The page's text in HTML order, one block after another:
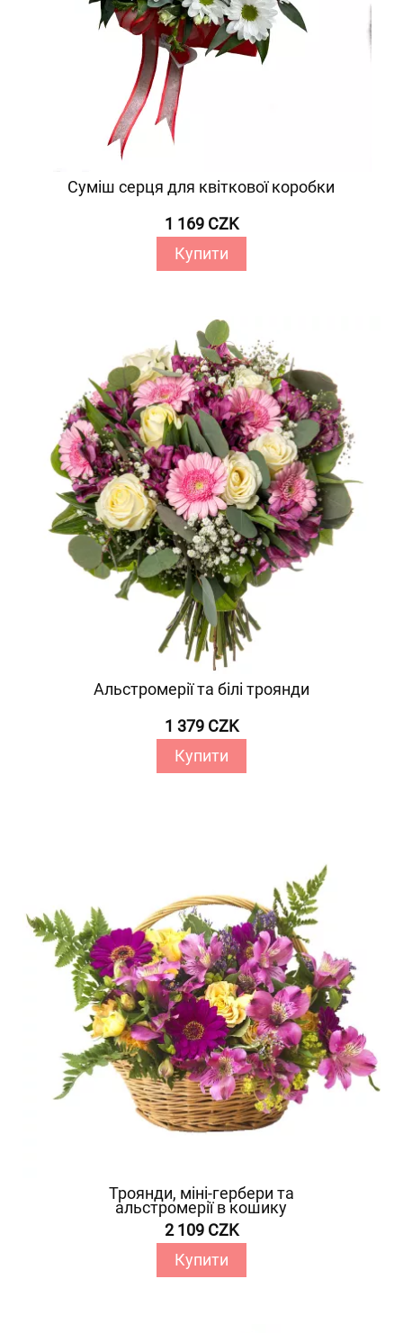
Суміш серця для квіткової коробки
1 169 CZK
Купити
Альстромерії та білі троянди
1 379 CZK
Купити
Троянди, міні-гербери та
альстромерії в кошику
2 109 CZK
Купити